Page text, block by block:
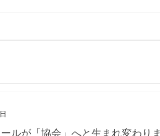
ルが「協会」へと生まれ変わりま